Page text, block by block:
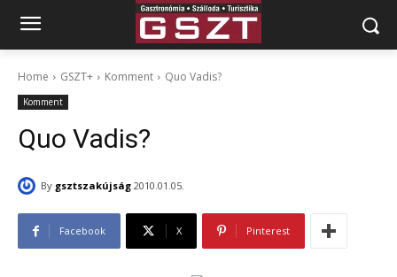
Home GSZT+ Komment Quo Vadis?
Komment
Quo Vadis?
By gsztszakújság 2010.01.05.
Facebook X Pinterest